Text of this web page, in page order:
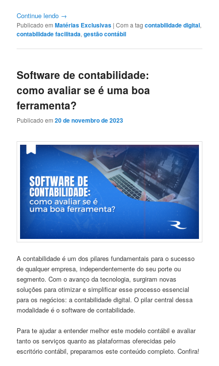
Continue lendo →
Publicado em Matérias Exclusivas |Com a tagcontabilidade digital,
contabilidade facilitada,gestão contábil
Software de contabilidade:
como avaliar se é uma boa
ferramenta?
Publicado em20 de novembro de 2023
A contabilidade é um dos pilares fundamentais para o sucesso
de qualquer empresa, independentemente do seu porte ou
segmento. Com o avanço da tecnologia, surgiram novas
soluções para otimizar e simplificar esse processo essencial
para os negócios: a contabilidade digital. O pilar central dessa
modalidade é o software de contabilidade.
Para te ajudar a entender melhor este modelo contábil e avaliar
tanto os serviços quanto as plataformas oferecidas pelo
escritório contábil, preparamos este conteúdo completo. Confira!